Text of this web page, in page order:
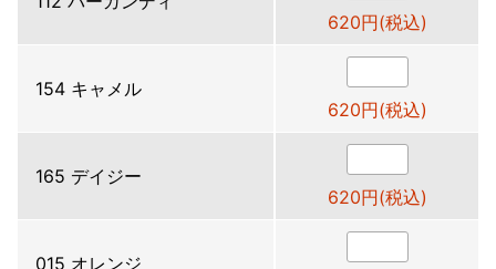
620円(税込)
154 キャメル
620円(税込)
165 デイジー
620円(税込)
015 オレンジ